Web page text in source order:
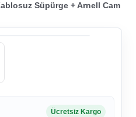
Süpürge + Arnell Cam
Ücretsiz Kargo